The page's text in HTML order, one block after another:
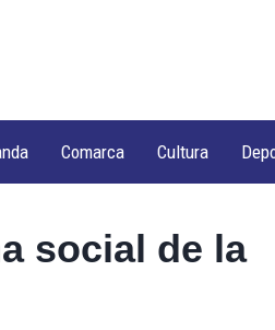
Comarca Cultura
social de la